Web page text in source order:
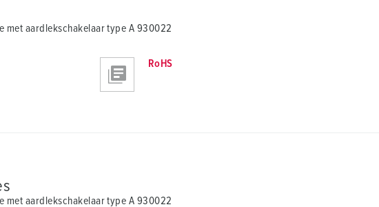
met aardlekschakelaar type A 930022
RoHS
met aardlekschakelaar type A 930022